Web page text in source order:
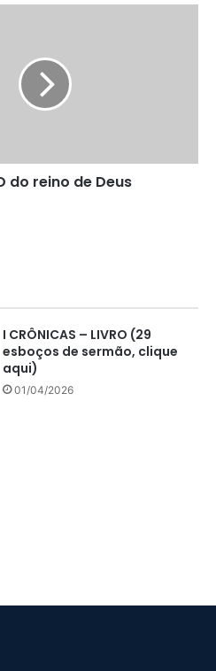
do reino de Deus
I CRÔNICAS – LIVRO (29
esboços de sermão, clique
aqui)
01/04/2026